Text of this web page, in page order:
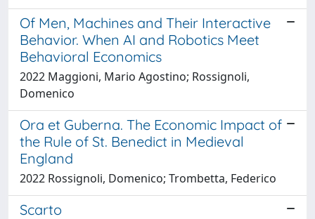
Of Men, Machines and Their Interactive
Behavior. When AI and Robotics Meet
Behavioral Economics
2022 Maggioni, Mario Agostino; Rossignoli,
Domenico
Ora et Guberna. The Economic Impact of
the Rule of St. Benedict in Medieval
England
2022 Rossignoli, Domenico; Trombetta, Federico
Scarto